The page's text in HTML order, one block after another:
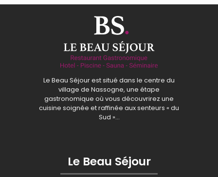
Le Beau Séjour est situé dans le centre du
village de Nassogne, une étape
gastronomique où vous découvrirez une
cuisine soignée et raffinée aux senteurs « du
Sud »…
Le Beau Séjour